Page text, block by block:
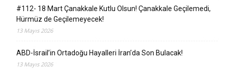
#112- 18 Mart Çanakkale Kutlu Olsun! Çanakkale Geçilemedi,
Hürmüz de Geçilemeyecek!
13 Mayıs 2026
ABD-İsrail’in Ortadoğu Hayalleri İran’da Son Bulacak!
13 Mayıs 2026